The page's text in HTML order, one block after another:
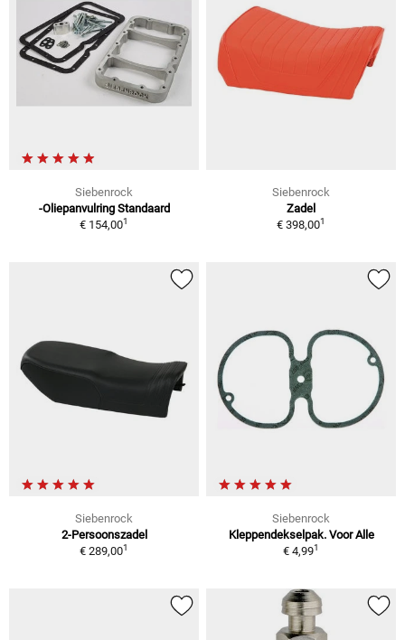
Siebenrock
-Oliepanvulring Standaard
€ 154,001
Siebenrock
Zadel
€ 398,001
Siebenrock
2-Persoonszadel
€ 289,001
Siebenrock
Kleppendekselpak. Voor Alle
€ 4,991